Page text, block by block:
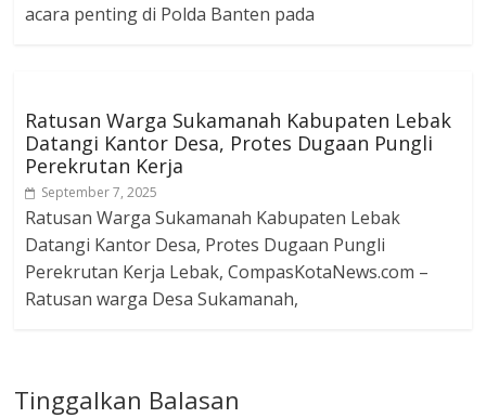
acara penting di Polda Banten pada
Ratusan Warga Sukamanah Kabupaten Lebak
Datangi Kantor Desa, Protes Dugaan Pungli
Perekrutan Kerja
September 7, 2025
Ratusan Warga Sukamanah Kabupaten Lebak
Datangi Kantor Desa, Protes Dugaan Pungli
Perekrutan Kerja Lebak, CompasKotaNews.com –
Ratusan warga Desa Sukamanah,
Tinggalkan Balasan